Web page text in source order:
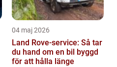
04 maj 2026
Land Rove-service: Så tar
du hand om en bil byggd
för att hålla länge